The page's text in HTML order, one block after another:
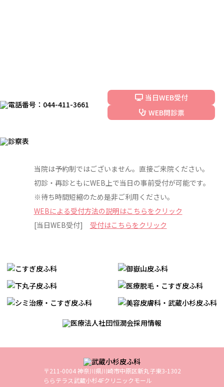
当日WEB受付
WEB問診票
当院は予約制ではございません。直接ご来院ください。
初診・再診ともにWEB上で当日の事前受付が可能です。
※待ち時間短縮のため是非ご利用ください。
WEBによる受付方法の説明はこちらをクリック
[当日WEB受付] 受付はこちらをクリック
〒211-0004 神奈川県川崎市中原区新丸子東3-1302
ららテラス武蔵小杉4Fクリニックモール